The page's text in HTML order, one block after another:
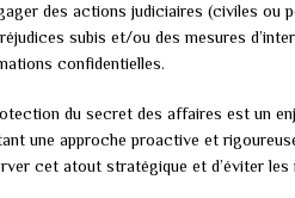
des actions judiciaires (civiles ou
subis et/ou des mesures
confidentielles.
du secret des affaires est un
une approche proactive et
cet atout stratégique et d’éviter les